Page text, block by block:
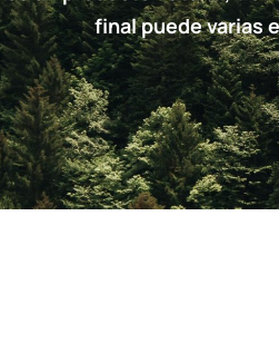
final puede varias